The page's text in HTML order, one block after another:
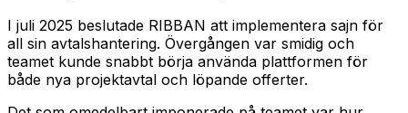
I juli 2025 beslutade RIBBAN att implementera sajn för
all sin avtalshantering. Övergången var smidig och
teamet kunde snabbt börja använda plattformen för
både nya projektavtal och löpande offerter.